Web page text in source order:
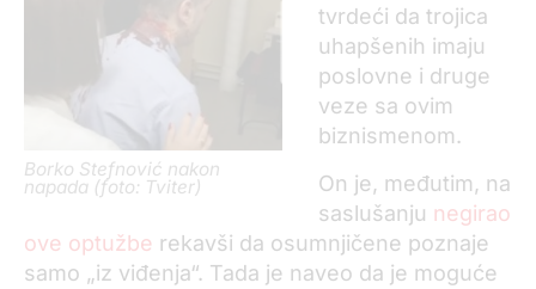
Borko Stefnović nakon
napada (foto: Tviter)
tvrdeći da trojica
uhapšenih imaju
poslovne i druge
veze sa ovim
biznismenom.
On je, međutim, na
saslušanju negirao
ove optužbe rekavši da osumnjičene poznaje
samo „iz viđenja“. Tada je naveo da je moguće